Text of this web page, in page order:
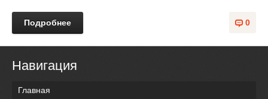
0
Подробнее
Навигация
Главная